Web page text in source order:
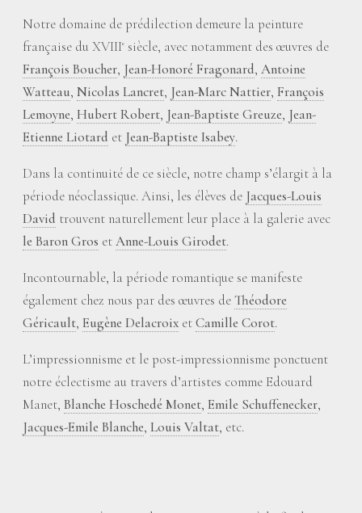
Notre domaine de prédilection demeure la peinture
française du XVIIIe siècle, avec notamment des œuvres de
François Boucher, Jean-Honoré Fragonard, Antoine
Watteau, Nicolas Lancret, Jean-Marc Nattier, François
Lemoyne, Hubert Robert, Jean-Baptiste Greuze, Jean-
Etienne Liotard et Jean-Baptiste Isabey.
Dans la continuité de ce siècle, notre champ s’élargit à la
période néoclassique. Ainsi, les élèves de Jacques-Louis
David trouvent naturellement leur place à la galerie avec
le Baron Gros etAnne-Louis Girodet.
Incontournable, la période romantique se manifeste
également chez nous par des œuvres deThéodore
Géricault, Eugène Delacroix etCamille Corot.
L’impressionnisme et le post-impressionnisme ponctuent
notre éclectisme au travers d’artistes comme Edouard
Manet, Blanche Hoschedé Monet, Emile Schuffenecker,
Jacques-Emile Blanche, Louis Valtat, etc.